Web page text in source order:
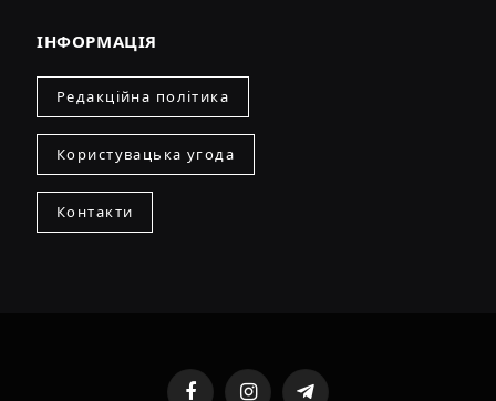
ІНФОРМАЦІЯ
Редакційна політика
Користувацька угода
Контакти